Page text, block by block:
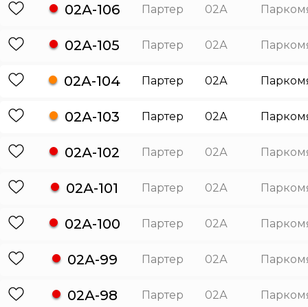
02А-106 Партер 02А
02А-105 Партер 02А
02А-104 Партер 02А
02А-103 Партер 02А
02А-102 Партер 02А
02А-101 Партер 02А
02А-100 Партер 02А
02А-99 Партер 02А
02А-98 Партер 02А